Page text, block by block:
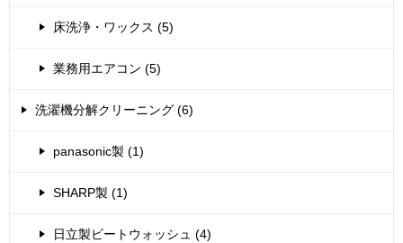
床洗浄・ワックス (5)
業務用エアコン (5)
洗濯機分解クリーニング (6)
panasonic製 (1)
SHARP製 (1)
日立製ビートウォッシュ (4)